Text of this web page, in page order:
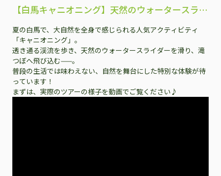
【白馬キャニオニング】天然のウォータースライ
ダーで夏だけの大冒険！
夏の白馬で、大自然を全身で感じられる人気アクティビティ
「キャニオニング」。
透き通る渓流を歩き、天然のウォータースライダーを滑り、滝
つぼへ飛び込む——。
普段の生活では味わえない、自然を舞台にした特別な体験が待
っています！
まずは、実際のツアーの様子を動画でご覧ください♪